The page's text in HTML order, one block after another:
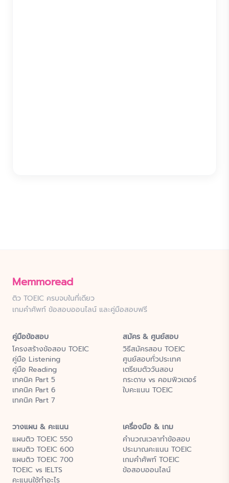
Memmoread
ติว TOEIC ครบจบในที่เดียว
เกมคำศัพท์ ข้อสอบออนไลน์ และคู่มือสอบฟรี
คู่มือข้อสอบ
โครงสร้างข้อสอบ TOEIC
คู่มือ Listening
คู่มือ Reading
เทคนิค Part 5
เทคนิค Part 6
เทคนิค Part 7
สมัคร & ศูนย์สอบ
วิธีสมัครสอบ TOEIC
ศูนย์สอบทั่วประเทศ
เตรียมตัววันสอบ
กระดาษ vs คอมพิวเตอร์
ใบคะแนน TOEIC
วางแผน & คะแนน
แผนติว TOEIC 550
แผนติว TOEIC 600
แผนติว TOEIC 700
TOEIC vs IELTS
คะแนนใช้ทำอะไร
เครื่องมือ & เกม
คำนวณเวลาทำข้อสอบ
ประมาณคะแนน TOEIC
เกมคำศัพท์ TOEIC
ข้อสอบออนไลน์